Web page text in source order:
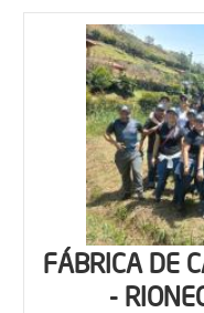
FÁBRICA DE
-